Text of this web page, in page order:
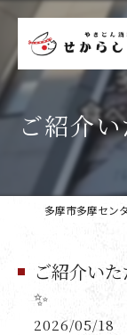
ご紹介
ご紹介い
✨
2026/05/18